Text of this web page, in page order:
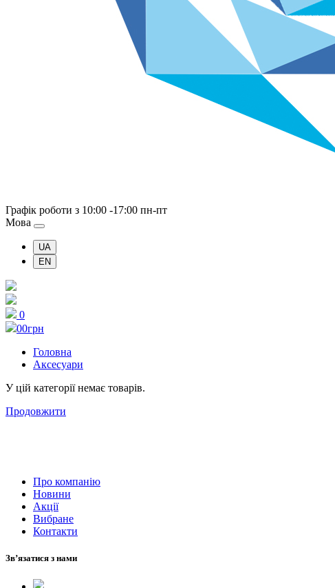
Графік роботи з 10:00 -17:00 пн-пт
Мова
UA
EN
0
00грн
Головна
Аксесуари
У цій категорії немає товарів.
Продовжити
Про компанію
Новини
Акції
Вибране
Контакти
Зв’язатися з нами